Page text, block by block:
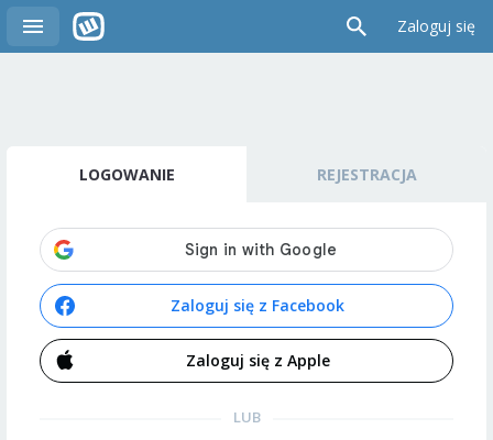
Zaloguj się
LOGOWANIE REJESTRACJA
Zaloguj się z Facebook
Zaloguj się z Apple
LUB